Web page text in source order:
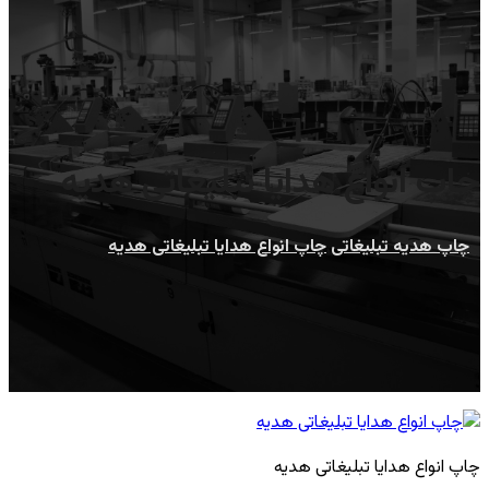
چاپ انواع هدایا تبلیغاتی هدیه
چاپ هدیه تبلیغاتی چاپ انواع هدایا تبلیغاتی هدیه
چاپ انواع هدایا تبلیغاتی هدیه